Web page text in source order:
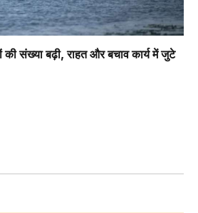
संख्या बढ़ी, राहत और बचाव कार्य में जुटे